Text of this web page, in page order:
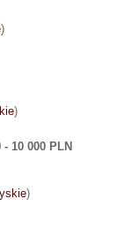
)
)
- 10 000 PLN
)